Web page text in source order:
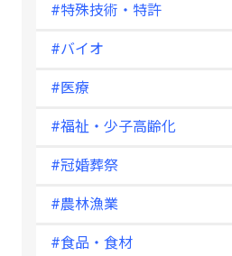
#特殊技術・特許
#バイオ
#医療
#福祉・少子高齢化
#冠婚葬祭
#農林漁業
#食品・食材